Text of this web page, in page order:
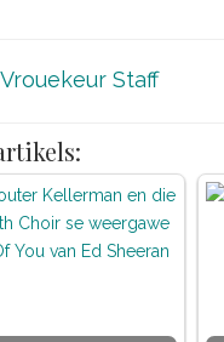
Vrouekeur Staff